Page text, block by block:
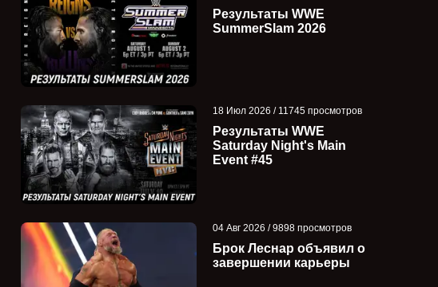
Результаты WWE
SummerSlam 2026
18 Июл 2026 / 11745 просмотров
Результаты WWE
Saturday Night's Main
Event #45
04 Авг 2026 / 9898 просмотров
Брок Леснар объявил о
завершении карьеры